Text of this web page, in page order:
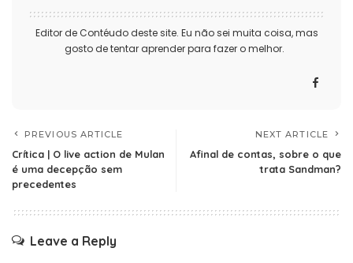
Editor de Contéudo deste site. Eu não sei muita coisa, mas
gosto de tentar aprender para fazer o melhor.
PREVIOUS ARTICLE
Crítica | O live action de Mulan
é uma decepção sem
precedentes
NEXT ARTICLE
Afinal de contas, sobre o que
trata Sandman?
Leave a Reply